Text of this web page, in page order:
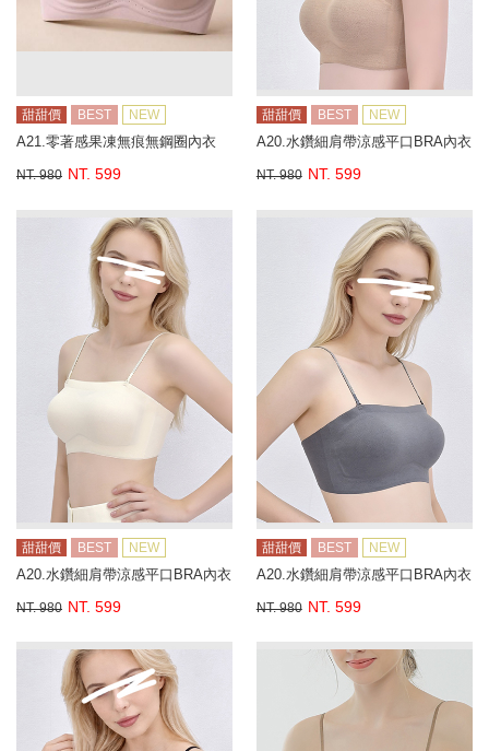
甜甜價 BEST NEW
A21.零著感果凍無痕無鋼圈內衣
NT. 980 NT. 599
甜甜價 BEST NEW
A20.水鑽細肩帶涼感平口BRA內衣
NT. 980 NT. 599
甜甜價 BEST NEW
A20.水鑽細肩帶涼感平口BRA內衣
NT. 980 NT. 599
甜甜價 BEST NEW
A20.水鑽細肩帶涼感平口BRA內衣
NT. 980 NT. 599